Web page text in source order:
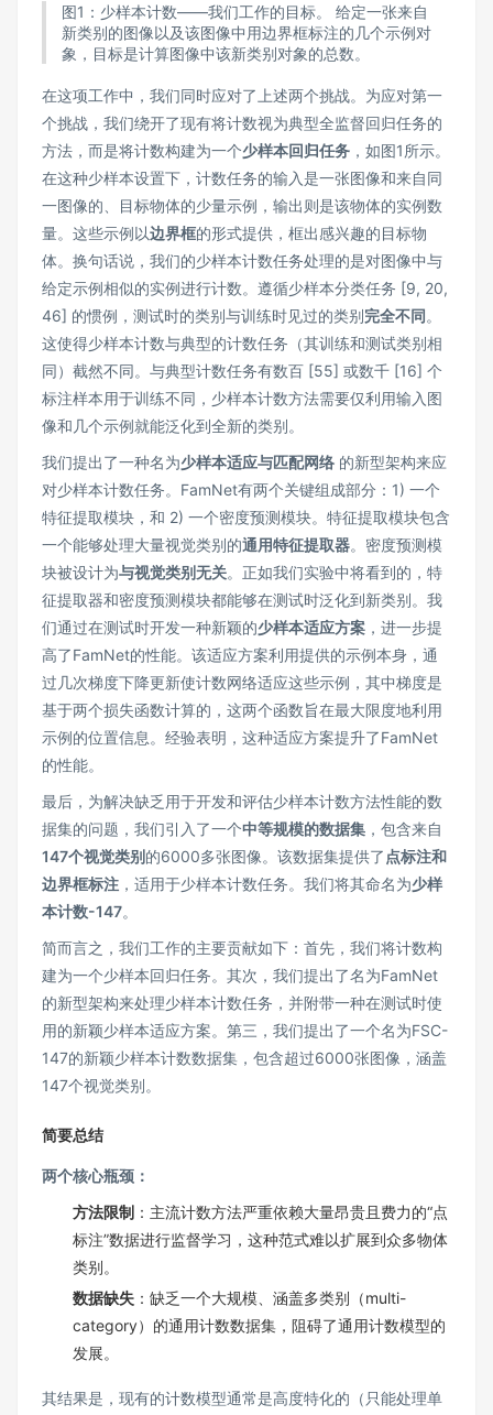
图1：少样本计数——我们工作的目标。 给定一张来自
新类别的图像以及该图像中用边界框标注的几个示例对
象，目标是计算图像中该新类别对象的总数。
在这项工作中，我们同时应对了上述两个挑战。为应对第一
个挑战，我们绕开了现有将计数视为典型全监督回归任务的
方法，而是将计数构建为一个少样本回归任务 ，如图1所示。
在这种少样本设置下，计数任务的输入是一张图像和来自同
一图像的、目标物体的少量示例，输出则是该物体的实例数
量。这些示例以边界框的形式提供，框出感兴趣的目标物
体。换句话说，我们的少样本计数任务处理的是对图像中与
给定示例相似的实例进行计数。遵循少样本分类任务 [9, 20,
46] 的惯例，测试时的类别与训练时见过的类别完全不同。
这使得少样本计数与典型的计数任务（其训练和测试类别相
同）截然不同。与典型计数任务有数百 [55] 或数千 [16] 个
标注样本用于训练不同，少样本计数方法需要仅利用输入图
像和几个示例就能泛化到全新的类别。
我们提出了一种名为少样本适应与匹配网络 的新型架构来应
对少样本计数任务。FamNet有两个关键组成部分：1) 一个
特征提取模块，和 2) 一个密度预测模块。特征提取模块包含
一个能够处理大量视觉类别的通用特征提取器。密度预测模
块被设计为与视觉类别无关。正如我们实验中将看到的，特
征提取器和密度预测模块都能够在测试时泛化到新类别。我
们通过在测试时开发一种新颖的少样本适应方案 ，进一步提
高了FamNet的性能。该适应方案利用提供的示例本身，通
过几次梯度下降更新使计数网络适应这些示例，其中梯度是
基于两个损失函数计算的，这两个函数旨在最大限度地利用
示例的位置信息。经验表明，这种适应方案提升了FamNet
的性能。
最后，为解决缺乏用于开发和评估少样本计数方法性能的数
据集的问题，我们引入了一个中等规模的数据集 ，包含来自
147个视觉类别的6000多张图像。该数据集提供了 点标注和
边界框标注 ，适用于少样本计数任务。我们将其命名为少样
本计数-147。
简而言之，我们工作的主要贡献如下：首先，我们将计数构
建为一个少样本回归任务。其次，我们提出了名为FamNet
的新型架构来处理少样本计数任务，并附带一种在测试时使
用的新颖少样本适应方案。第三，我们提出了一个名为FSC-
147的新颖少样本计数数据集，包含超过6000张图像，涵盖
147个视觉类别。
简要总结
两个核心瓶颈：
方法限制 ：主流计数方法严重依赖大量昂贵且费力的“点
标注”数据进行监督学习，这种范式难以扩展到众多物体
类别。
数据缺失 ：缺乏一个大规模、涵盖多类别（multi-
category）的通用计数数据集，阻碍了通用计数模型的
发展。
其结果是，现有的计数模型通常是高度特化的（只能处理单